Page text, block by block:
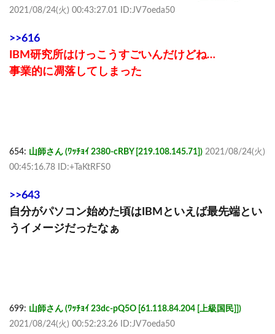
2021/08/24(火) 00:43:27.01 ID:JV7oeda50
>>616
IBM研究所はけっこうすごいんだけどね…
事業的に凋落してしまった
654: 山師さん (ﾜｯﾁｮｲ 2380-cRBY [219.108.145.71]) 2021/08/24(火)
00:45:16.78 ID:+TaKtRFS0
>>643
自分がパソコン始めた頃はIBMといえば最先端とい
うイメージだったなぁ
699: 山師さん (ﾜｯﾁｮｲ 23dc-pQ5O [61.118.84.204 [上級国民]])
2021/08/24(火) 00:52:23.26 ID:JV7oeda50